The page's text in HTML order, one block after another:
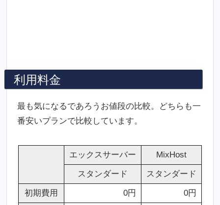
利用料金
最も気になるであろうお値段の比較。どちらも一
番安いプランで比較しています。
エックスサーバー MixHost
スタンダード スタンダード
初期費用 0円 0円